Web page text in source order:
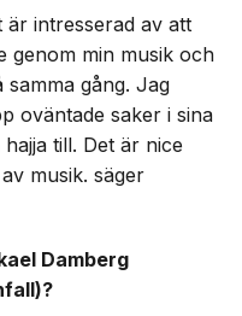
är intresserad av att
genom min musik och
gång. Jag
oväntade saker i sina
till. Det är nice
musik. säger
Damberg